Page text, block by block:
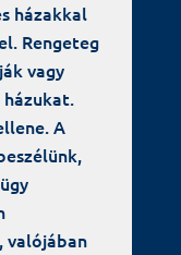
házakkal
Rengeteg
vagy
A
valójában